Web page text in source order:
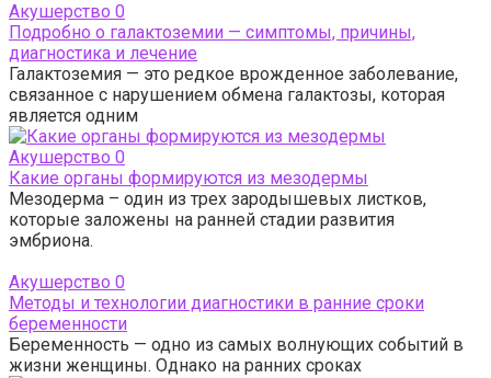
Акушерство 0
Подробно о галактоземии — симптомы, причины,
диагностика и лечение
Галактоземия — это редкое врожденное заболевание,
связанное с нарушением обмена галактозы, которая
является одним
Акушерство 0
Какие органы формируются из мезодермы
Мезодерма – один из трех зародышевых листков,
которые заложены на ранней стадии развития
эмбриона.
Акушерство 0
Методы и технологии диагностики в ранние сроки
беременности
Беременность — одно из самых волнующих событий в
жизни женщины. Однако на ранних сроках